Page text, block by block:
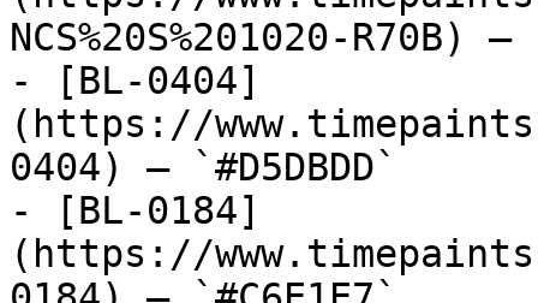
NCS%20S%201020-R70B)
- [BL-0404]
(https://
0404) — `#D5DBDD`
- [BL-0184]
(https://